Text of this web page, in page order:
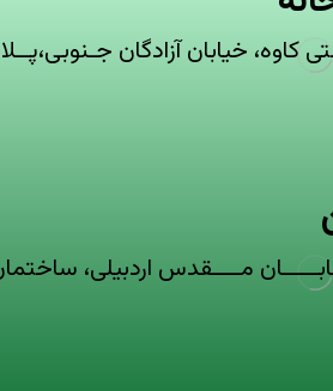
آزادگان جـنوبی،پــلاک12شـــرکت
مــــقدس اردبیلی،